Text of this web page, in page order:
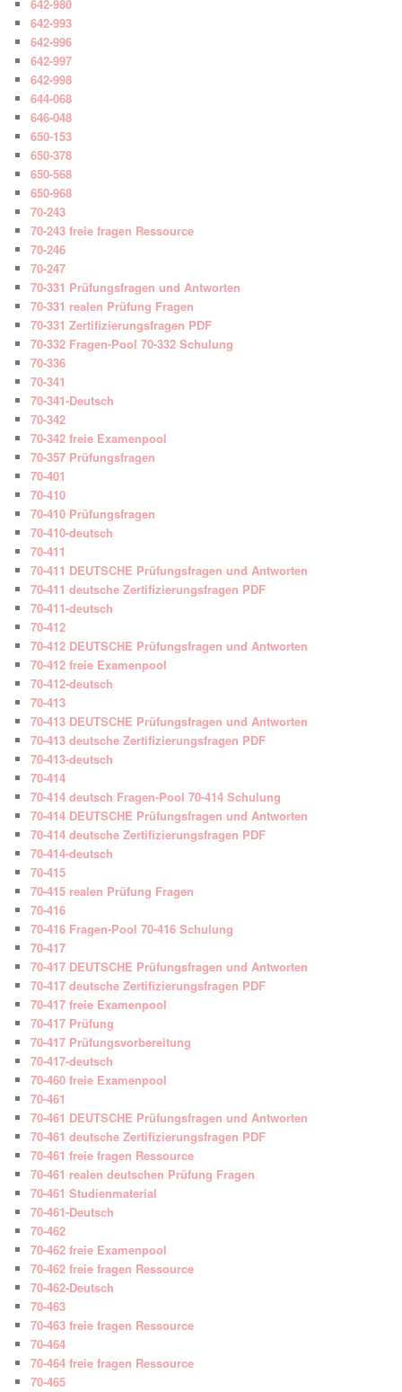
642-980
642-993
642-996
642-997
642-998
644-068
646-048
650-153
650-378
650-568
650-968
70-243
70-243 freie fragen Ressource
70-246
70-247
70-331 Prüfungsfragen und Antworten
70-331 realen Prüfung Fragen
70-331 Zertifizierungsfragen PDF
70-332 Fragen-Pool 70-332 Schulung
70-336
70-341
70-341-Deutsch
70-342
70-342 freie Examenpool
70-357 Prüfungsfragen
70-401
70-410
70-410 Prüfungsfragen
70-410-deutsch
70-411
70-411 DEUTSCHE Prüfungsfragen und Antworten
70-411 deutsche Zertifizierungsfragen PDF
70-411-deutsch
70-412
70-412 DEUTSCHE Prüfungsfragen und Antworten
70-412 freie Examenpool
70-412-deutsch
70-413
70-413 DEUTSCHE Prüfungsfragen und Antworten
70-413 deutsche Zertifizierungsfragen PDF
70-413-deutsch
70-414
70-414 deutsch Fragen-Pool 70-414 Schulung
70-414 DEUTSCHE Prüfungsfragen und Antworten
70-414 deutsche Zertifizierungsfragen PDF
70-414-deutsch
70-415
70-415 realen Prüfung Fragen
70-416
70-416 Fragen-Pool 70-416 Schulung
70-417
70-417 DEUTSCHE Prüfungsfragen und Antworten
70-417 deutsche Zertifizierungsfragen PDF
70-417 freie Examenpool
70-417 Prüfung
70-417 Prüfungsvorbereitung
70-417-deutsch
70-460 freie Examenpool
70-461
70-461 DEUTSCHE Prüfungsfragen und Antworten
70-461 deutsche Zertifizierungsfragen PDF
70-461 freie fragen Ressource
70-461 realen deutschen Prüfung Fragen
70-461 Studienmaterial
70-461-Deutsch
70-462
70-462 freie Examenpool
70-462 freie fragen Ressource
70-462-Deutsch
70-463
70-463 freie fragen Ressource
70-464
70-464 freie fragen Ressource
70-465